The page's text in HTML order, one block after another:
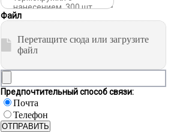
Файл
Перетащите сюда или загрузите
файл
Предпочтительный способ связи:
Почта
Телефон
ОТПРАВИТЬ